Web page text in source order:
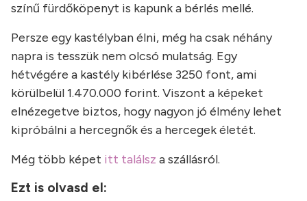
színű fürdőköpenyt is kapunk a bérlés mellé.
Persze egy kastélyban élni, még ha csak néhány
napra is tesszük nem olcsó mulatság. Egy
hétvégére a kastély kibérlése 3250 font, ami
körülbelül 1.470.000 forint. Viszont a képeket
elnézegetve biztos, hogy nagyon jó élmény lehet
kipróbálni a hercegnők és a hercegek életét.
Még több képet itt találsz a szállásról.
Ezt is olvasd el: